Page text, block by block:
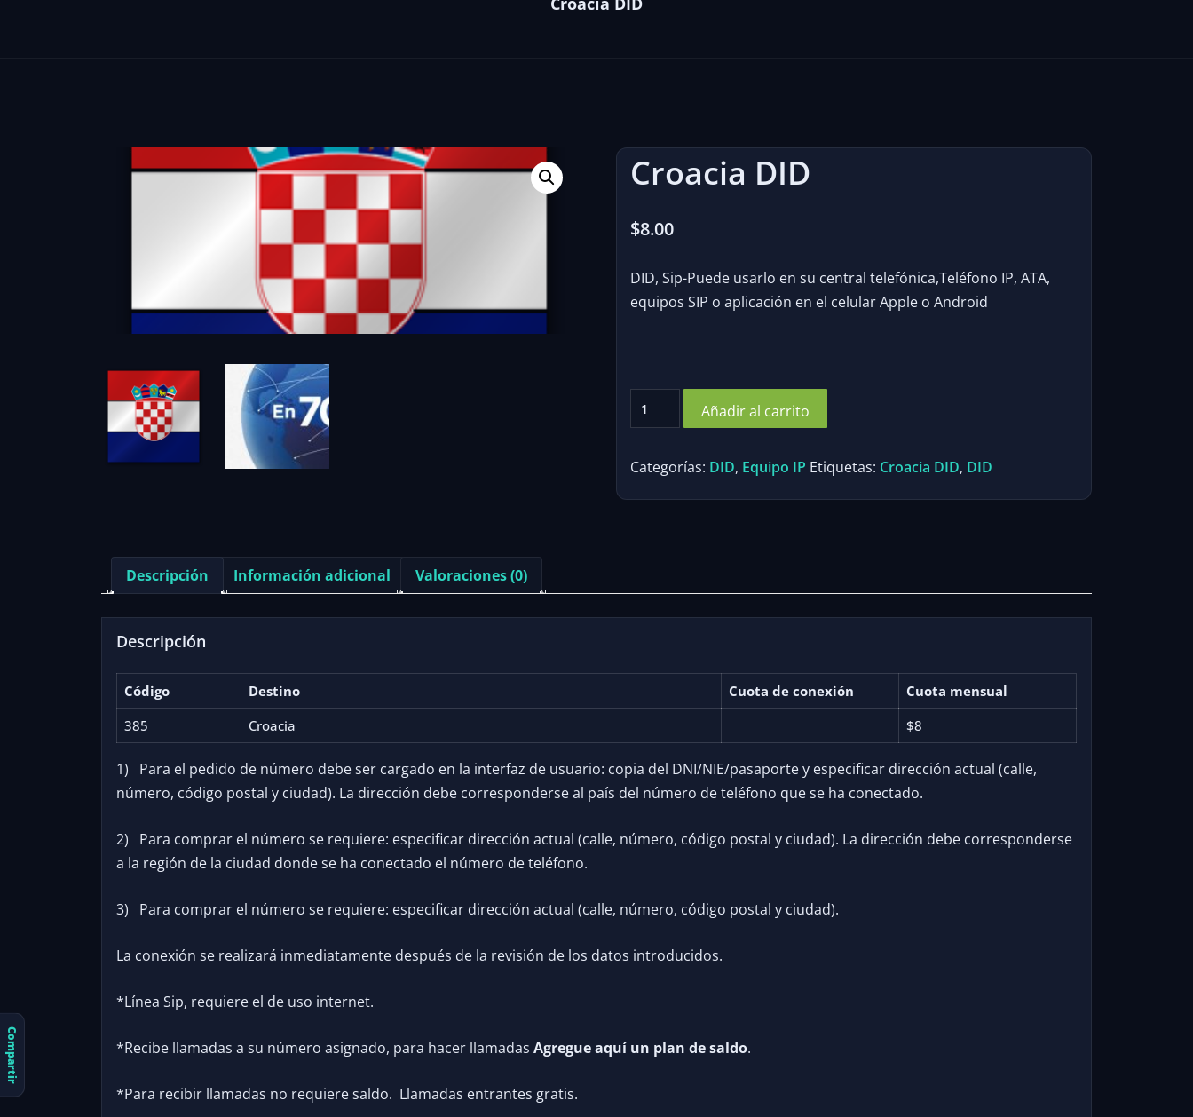
Croacia DID
$8.00
DID, Sip-Puede usarlo en su central telefónica,Teléfono IP, ATA,
equipos SIP o aplicación en el celular Apple o Android
DID
Añadir al carrito
Categorías: DID, Equipo IP Etiquetas: Croacia DID, DID
Descripción Información adicional Valoraciones (0)
Descripción
Código Destino Cuota de conexión
Cuota mensual
385
Croacia $8
1) Para el pedido de número debe ser cargado en la interfaz de usuario: copia del DNI/NIE/pasaporte y especificar dirección actual (calle,
número, código postal y ciudad). La dirección debe corresponderse al país del número de teléfono que se ha conectado.
2) Para comprar el número se requiere: especificar dirección actual (calle, número, código postal y ciudad). La dirección debe corresponderse
a la región de la ciudad donde se ha conectado el número de teléfono.
3) Para comprar el número se requiere: especificar dirección actual (calle, número, código postal y ciudad).
La conexión se realizará inmediatamente después de la revisión de los datos introducidos.
*Línea Sip, requiere el de uso internet.
*Recibe llamadas a su número asignado, para hacer llamadas Agregue aquí un plan de saldo.
*Para recibir llamadas no requiere saldo. Llamadas entrantes gratis.
Compartir